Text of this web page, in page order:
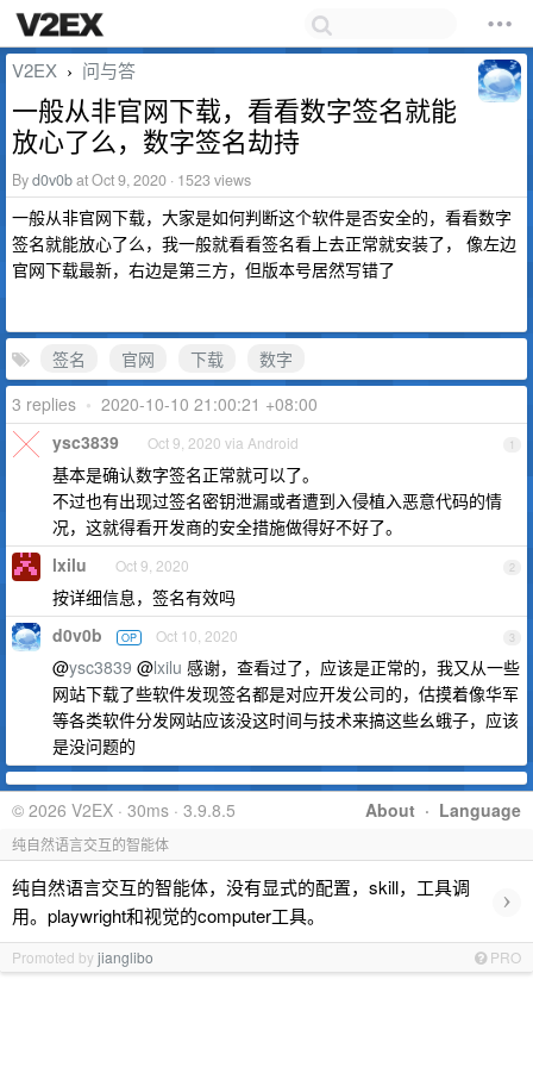
V2EX › 问与答
一般从非官网下载，看看数字签名就能
放心了么，数字签名劫持
Byd0v0bat Oct 9, 2020 · 1523 views
一般从非官网下载，大家是如何判断这个软件是否安全的，看看数字
签名就能放心了么，我一般就看看签名看上去正常就安装了， 像左边
官网下载最新，右边是第三方，但版本号居然写错了
签名 官网 下载
数字
3 replies • 2020-10-10 21:00:21 +08:00
1
ysc3839 Oct 9, 2020 via Android
基本是确认数字签名正常就可以了。
不过也有出现过签名密钥泄漏或者遭到入侵植入恶意代码的情
况，这就得看开发商的安全措施做得好不好了。
2
lxilu Oct 9, 2020
按详细信息，签名有效吗
3
d0v0b OP Oct 10, 2020
@ysc3839 @lxilu 感谢，查看过了，应该是正常的，我又从一些
网站下载了些软件发现签名都是对应开发公司的，估摸着像华军
等各类软件分发网站应该没这时间与技术来搞这些幺蛾子，应该
是没问题的
About · Language
© 2026 V2EX · 30ms · 3.9.8.5
纯自然语言交互的智能体
纯自然语言交互的智能体，没有显式的配置，skill，工具调
用。playwright和视觉的computer工具。
›
Promoted byjianglibo PRO